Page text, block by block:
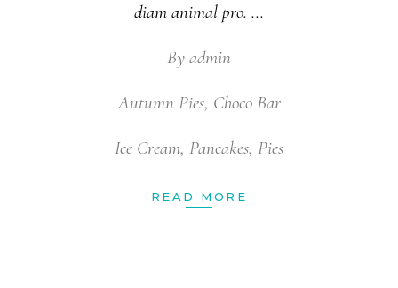
diam animal pro.
By admin
Autumn Pies, Choco Bar
Ice Cream, Pancakes, Pies
READ MORE